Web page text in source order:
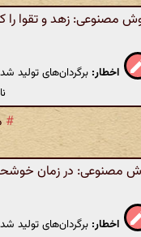
مصنوعی: زهد و تقوا را
اخطار: برگردان‌های تولید
#
مصنوعی: در زمان
اخطار: برگردان‌های تولید